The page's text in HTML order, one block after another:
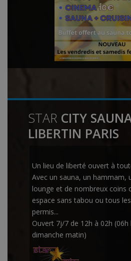
STAR CITY
LIBERTIN PARIS
Un lieu de liberté ouvert à
Avec un sauna, un hammam,
lounge et de nombreux coins
espace sans tabou ou tous
permis...
Ouvert 7j/7 de 12h à 02h
dimanche matin)